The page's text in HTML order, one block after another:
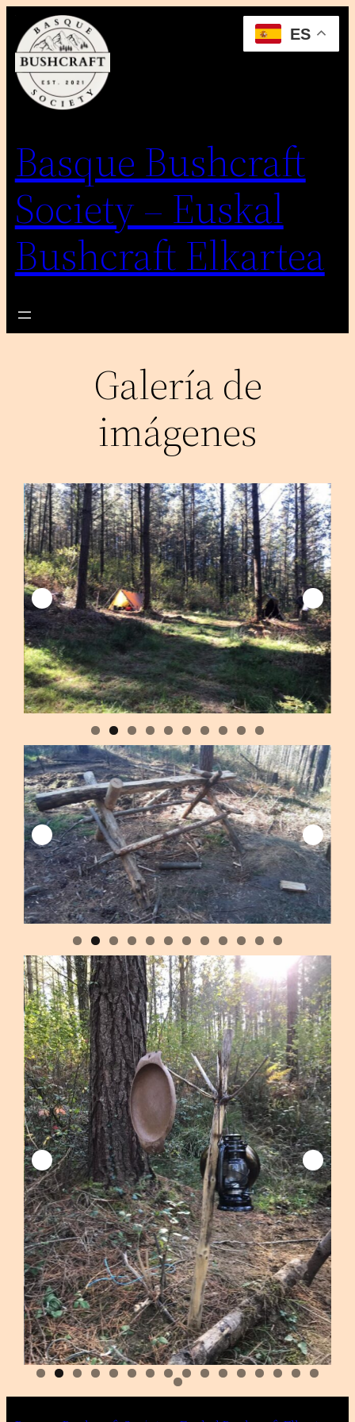
Saltar
contenido
Basque Bushcraft
Society – Euskal
Bushcraft Elkartea
Galería de
imágenes
ES